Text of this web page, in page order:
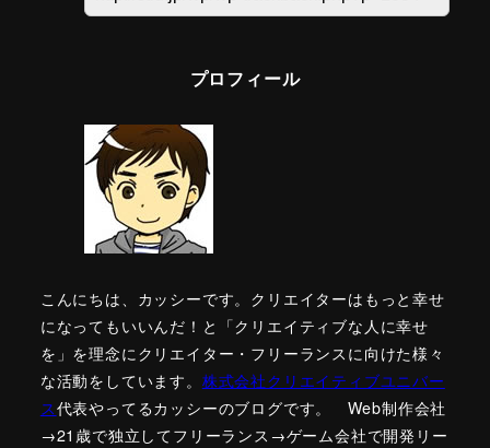
プロフィール
こんにちは、カッシーです。クリエイターはもっと幸せ
になってもいいんだ！と「クリエイティブな人に幸せ
を」を理念にクリエイター・フリーランスに向けた様々
な活動をしています。 株式会社クリエイティブユニバー
ス代表やってるカッシーのブログです。 Web制作会社
→21歳で独立してフリーランス→ゲーム会社で開発リー